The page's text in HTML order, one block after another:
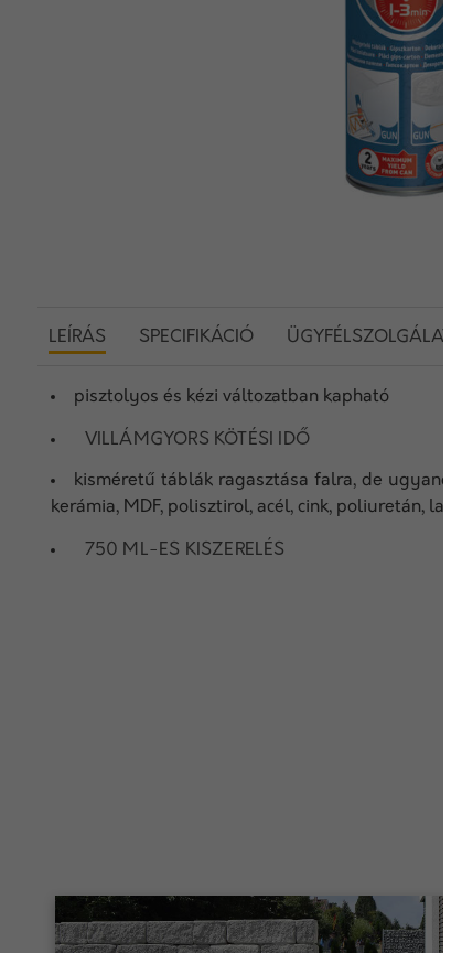
LEÍRÁS SPECIFIKÁCIÓ ÜGYFÉLSZOLGÁLAT
pisztolyos és kézi változatban kapható
VILLÁMGYORS KÖTÉSI IDŐ
kisméretű táblák ragasztása falra, de
kerámia, MDF, polisztirol, acél, cink, poliuretán,
750 ML-ES KISZERELÉS